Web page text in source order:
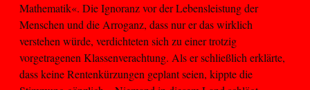
Mathematik«. Die Ignoranz vor der Lebensleistung der
Menschen und die Arroganz, dass nur er das wirklich
verstehen würde, verdichteten sich zu einer trotzig
vorgetragenen Klassenverachtung. Als er schließlich erklärte,
dass keine Rentenkürzungen geplant seien, kippte die